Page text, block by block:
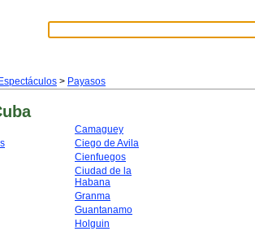
> Payasos
Camaguey
Ciego de Avila
Cienfuegos
Ciudad de la
Habana
Granma
Guantanamo
Holguin